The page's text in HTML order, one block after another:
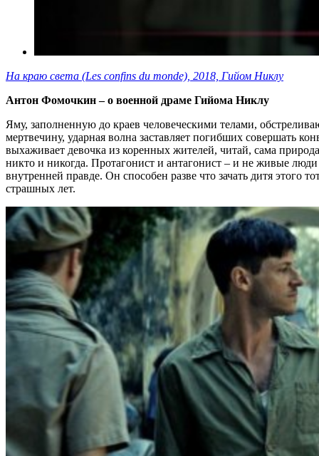
На краю света (Les confins du monde), 2018, Гийом Никлу
Антон Фомочкин – о военной драме Гийома Никлу
Яму, заполненную до краев человеческими телами,
мертвечину, ударная волна заставляет погибших совершать
выхаживает девочка из коренных жителей, читай, сама
никто и никогда. Протагонист и антагонист – и не живые
внутренней правде. Он способен разве что зачать дитя этого
страшных лет.